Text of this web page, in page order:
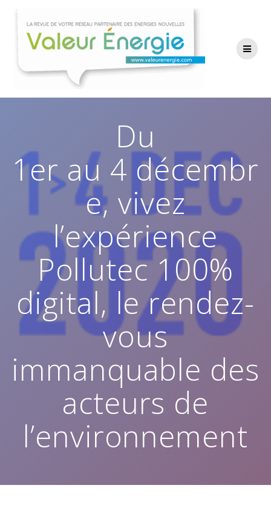
contenu
Du
1er au 4 décembr
e, vivez
l’expérience
Pollutec 100%
digital, le rendez-
vous
immanquable des
acteurs de
l’environnement